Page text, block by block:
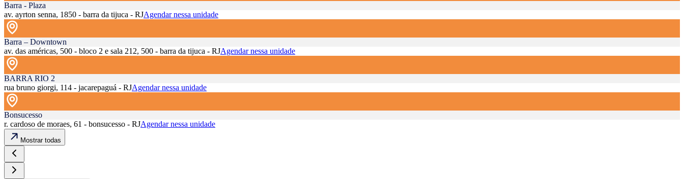
Barra - Plaza
av. ayrton senna, 1850 - barra da tijuca - RJAgendar nessa unidade
Barra – Downtown
av. das américas, 500 - bloco 2 e sala 212, 500 - barra da tijuca - RJAgendar nessa unidade
BARRA RIO 2
rua bruno giorgi, 114 - jacarepaguá - RJAgendar nessa unidade
Bonsucesso
r. cardoso de moraes, 61 - bonsucesso - RJAgendar nessa unidade
Mostrar todas